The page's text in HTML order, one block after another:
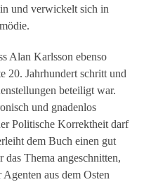
und verwickelt sich in
Alan Karlsson ebenso
20. Jahrhundert schritt und
beteiligt war.
und gnadenlos
Politische Korrektheit darf
dem Buch einen gut
das Thema angeschnitten,
aus dem Osten